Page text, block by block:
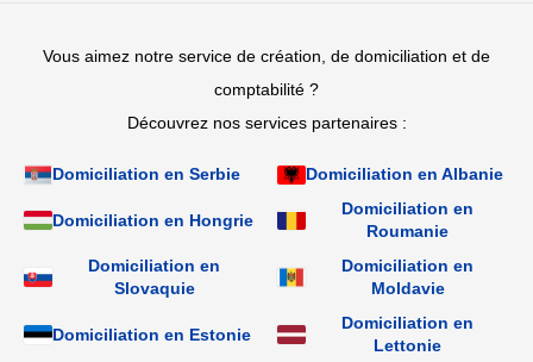
Vous aimez notre service de création, de domiciliation et de
comptabilité ?
Découvrez nos services partenaires :
Domiciliation en Serbie Domiciliation en Albanie
Domiciliation en Hongrie
Domiciliation en
Roumanie
Domiciliation en
Slovaquie
Domiciliation en
Moldavie
Domiciliation en Estonie
Domiciliation en
Lettonie